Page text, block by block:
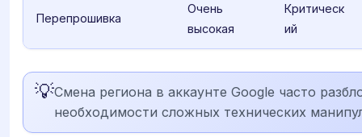
Перепрошивка
Очень
высокая
Критическ
ий
💡Смена региона в аккаунте Google часто
необходимости сложных технических